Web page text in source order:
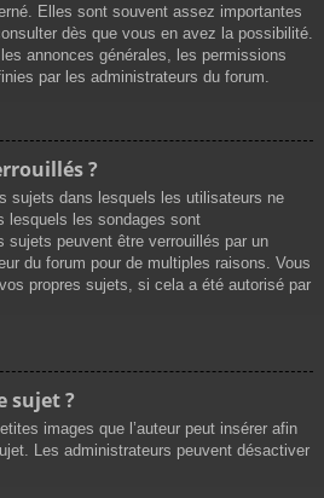
Elles sont souvent assez importantes
dès que vous en avez la possibilité.
annonces générales, les permissions
par les administrateurs du forum.
?
sujets dans lesquels les utilisateurs ne
lesquels les sondages sont
sujets peuvent être verrouillés par un
du forum pour de multiples raisons. Vous
propres sujets, si cela a été autorisé par
sujet ?
images que l’auteur peut insérer afin
Les administrateurs peuvent désactiver